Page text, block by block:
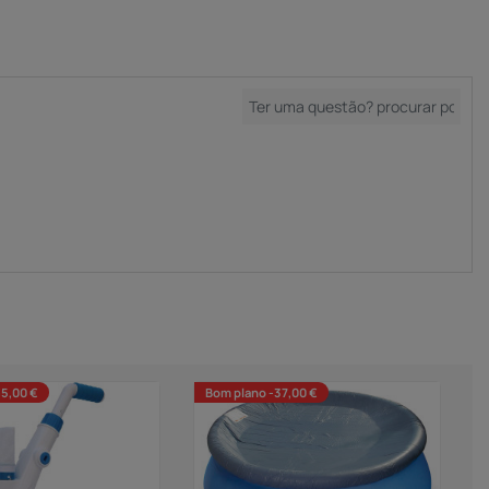
€ Bom plano -37,00 €